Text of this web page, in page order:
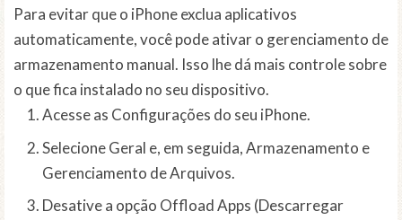
Para evitar que o iPhone exclua aplicativos
automaticamente, você pode ativar o gerenciamento de
armazenamento manual. Isso lhe dá mais controle sobre
o que fica instalado no seu dispositivo.
Acesse as Configurações do seu iPhone.
Selecione Geral e, em seguida, Armazenamento e
Gerenciamento de Arquivos.
Desative a opção Offload Apps (Descarregar